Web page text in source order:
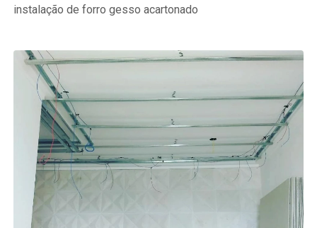
instalação de forro gesso acartonado